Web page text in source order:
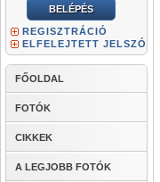
REGISZTRÁCIÓ
ELFELEJTETT JELSZÓ
FŐOLDAL
FOTÓK
CIKKEK
A LEGJOBB FOTÓK